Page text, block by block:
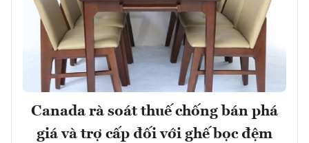
Canada rà soát thuế chống bán phá
giá và trợ cấp đối với ghế bọc đệm